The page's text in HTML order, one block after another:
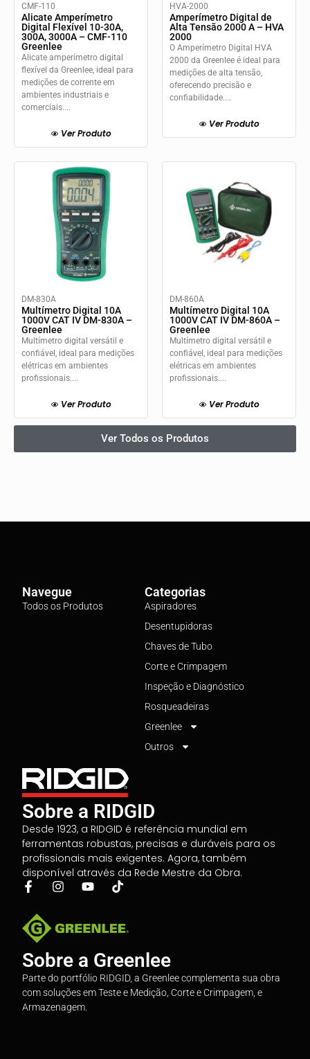
CMF-110
Alicate Amperímetro
Digital Flexível 10-30A,
300A, 3000A – CMF-110
Greenlee
Alicate amperímetro digital
flexível da Greenlee, ideal para
medições de corrente em
ambientes industriais e
comerciais....
Ver Produto
HVA-2000
Amperímetro Digital de
Alta Tensão 2000 A – HVA
2000
O Amperímetro Digital HVA
2000 da Greenlee é ideal para
medições de alta tensão,
oferecendo precisão e
confiabilidade....
Ver Produto
DM-830A
Multímetro Digital 10A
1000V CAT IV DM-830A –
Greenlee
Multímetro digital versátil e
confiável, ideal para medições
elétricas em ambientes
profissionais....
Ver Produto
DM-860A
Multímetro Digital 10A
1000V CAT IV DM-860A –
Greenlee
Multímetro digital versátil e
confiável, ideal para medições
elétricas em ambientes
profissionais....
Ver Produto
Ver Todos os Produtos
Sobre a RIDGID
Desde 1923, a RIDGID é referência mundial em
ferramentas robustas, precisas e duráveis para os
profissionais mais exigentes. Agora, também
disponível através da Rede Mestre da Obra.
Sobre a Greenlee
Parte do portfólio RIDGID, a Greenlee complementa sua obra
com soluções em Teste e Medição, Corte e Crimpagem, e
Armazenagem.
Navegue
Todos os Produtos
Categorias
Aspiradores
Desentupidoras
Chaves de Tubo
Corte e Crimpagem
Inspeção e Diagnóstico
Rosqueadeiras
Greenlee
Outros